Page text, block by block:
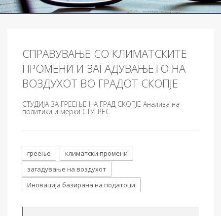
СПРАВУВАЊЕ СО КЛИМАТСКИТЕ
ПРОМЕНИ И ЗАГАДУВАЊЕТО НА
ВОЗДУХОТ ВО ГРАДОТ СКОПЈЕ
СТУДИЈА ЗА ГРЕЕЊЕ НА ГРАД СКОПЈЕ Анализа на
политики и мерки СТУГРЕС
греење
климатски промени
загадување на воздухот
Иновација базирана на податоци